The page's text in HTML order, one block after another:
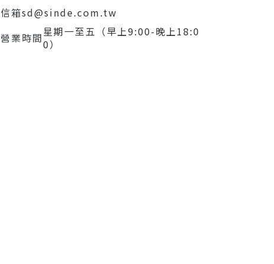
信箱sd@sinde.com.tw
營業時間星期一至五（早上9:00-晚上18:0
0）